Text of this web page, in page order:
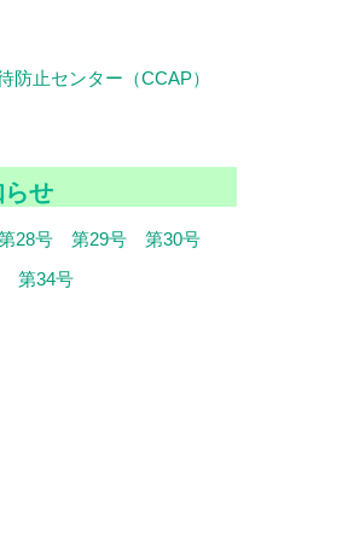
防止センター（CCAP）
らせ
28号 第29号
第30号
第34号